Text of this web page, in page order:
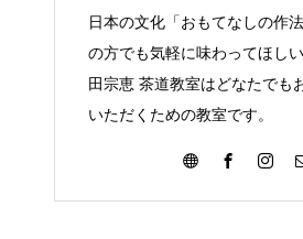
日本の文化「おもてなしの作
の方でも気軽に味わってほし
田宗恵 茶道教室はどなたでも
いただくための教室です。